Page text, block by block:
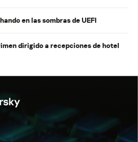
en las sombras de UEFI
dirigido a recepciones de hotel